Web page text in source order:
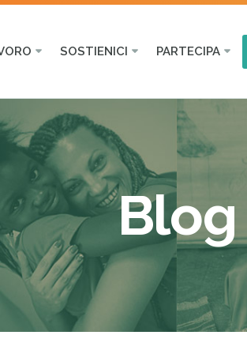
SOSTIENICI PARTECIPA
Blog